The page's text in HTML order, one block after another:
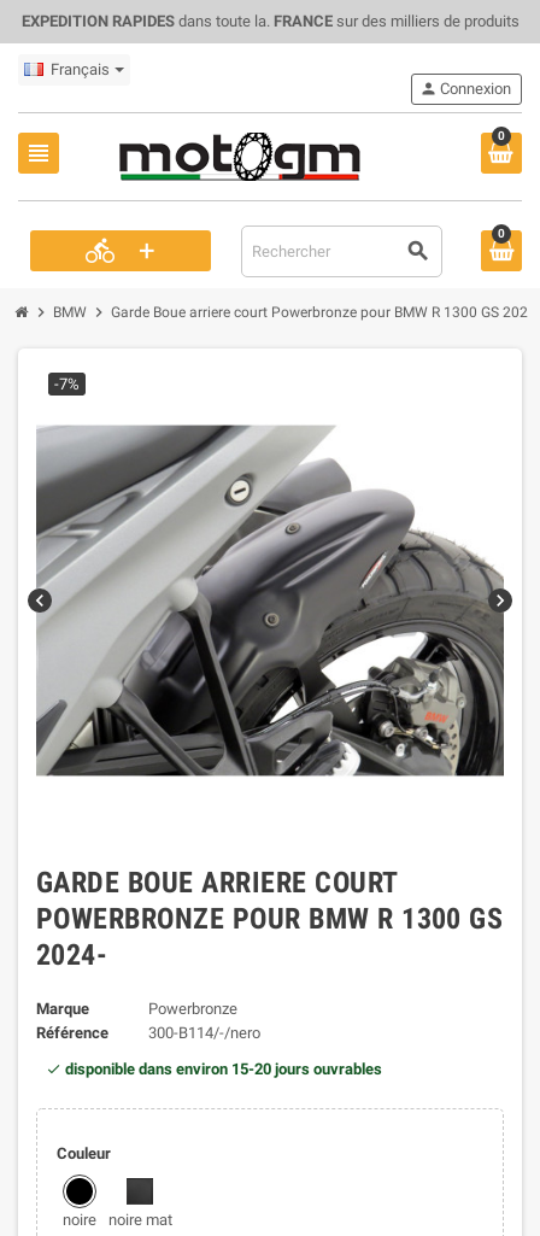
EXPEDITION RAPIDESdans toute la. FRANCEsur des milliers de produits
Français
view_headline
0
directions_bike + search
person Connexion
0
chevron_right BMW chevron_right Garde Boue arriere court Powerbronze pour BMW R 1300 GS 2024-
chevron_left chevron_right
-7%
GARDE BOUE ARRIERE COURT
POWERBRONZE POUR BMW R 1300 GS
2024-
Marque
Powerbronze
Référence
300-B114/-/nero
disponible dans environ 15-20 jours ouvrables
Couleur
noire noire mat